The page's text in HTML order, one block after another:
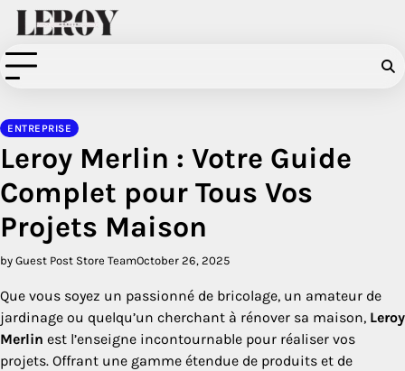
Skip
content
ENTREPRISE
Leroy Merlin : Votre Guide
Complet pour Tous Vos
Projets Maison
by Guest Post Store TeamOctober 26, 2025
Que vous soyez un passionné de bricolage, un amateur de
jardinage ou quelqu’un cherchant à rénover sa maison, Leroy
Merlin est l’enseigne incontournable pour réaliser vos
projets. Offrant une gamme étendue de produits et de